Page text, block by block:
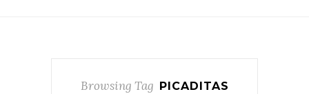
Browsing Tag PICADITAS